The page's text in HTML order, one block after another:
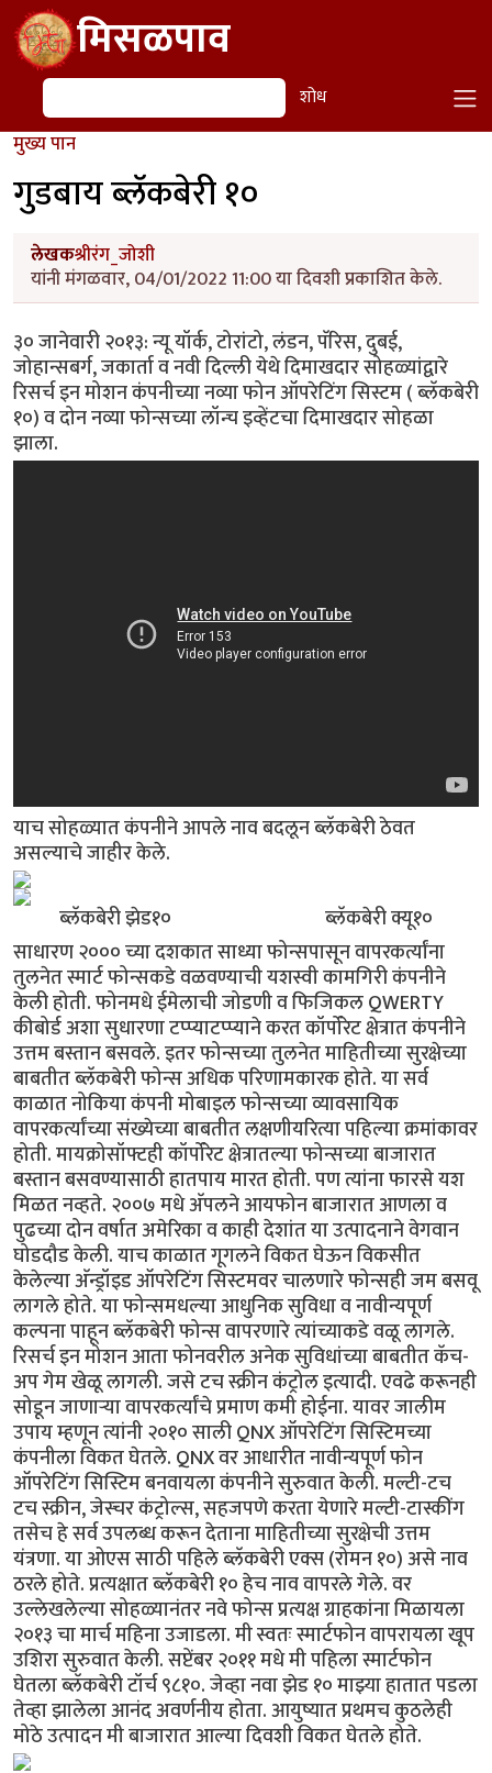
Skip to main contentमिसळपाव
शोध शोध
मुख्य पान
गुडबाय ब्लॅकबेरी १०
लेखकश्रीरंग_जोशी
यांनी मंगळवार, 04/01/2022 11:00 या दिवशी प्रकाशित केले.
३० जानेवारी २०१३: न्यू यॉर्क, टोरांटो, लंडन, पॅरिस, दुबई,
जोहान्सबर्ग, जकार्ता व नवी दिल्ली येथे दिमाखदार सोहळ्यांद्वारे
रिसर्च इन मोशन कंपनीच्या नव्या फोन ऑपरेटिंग सिस्टम ( ब्लॅकबेरी
१०) व दोन नव्या फोन्सच्या लॉन्च इव्हेंटचा दिमाखदार सोहळा
झाला.
याच सोहळ्यात कंपनीने आपले नाव बदलून ब्लॅकबेरी ठेवत
असल्याचे जाहीर केले.
ब्लॅकबेरी झेड१० ब्लॅकबेरी क्यू१०
साधारण २००० च्या दशकात साध्या फोन्सपासून वापरकर्त्यांना
तुलनेत स्मार्ट फोन्सकडे वळवण्याची यशस्वी कामगिरी कंपनीने
केली होती. फोनमधे ईमेलाची जोडणी व फिजिकल QWERTY
कीबोर्ड अशा सुधारणा टप्प्याटप्प्याने करत कॉर्पोरेट क्षेत्रात कंपनीने
उत्तम बस्तान बसवले. इतर फोन्सच्या तुलनेत माहितीच्या सुरक्षेच्या
बाबतीत ब्लॅकबेरी फोन्स अधिक परिणामकारक होते. या सर्व
काळात नोकिया कंपनी मोबाइल फोन्सच्या व्यावसायिक
वापरकर्त्यांच्या संख्येच्या बाबतीत लक्षणीयरित्या पहिल्या क्रमांकावर
होती. मायक्रोसॉफ्टही कॉर्पोरेट क्षेत्रातल्या फोन्सच्या बाजारात
बस्तान बसवण्यासाठी हातपाय मारत होती. पण त्यांना फारसे यश
मिळत नव्हते. २००७ मधे अ‍ॅपलने आयफोन बाजारात आणला व
पुढच्या दोन वर्षात अमेरिका व काही देशांत या उत्पादनाने वेगवान
घोडदौड केली. याच काळात गूगलने विकत घेऊन विकसीत
केलेल्या अ‍ॅन्ड्रॉइड ऑपरेटिंग सिस्टमवर चालणारे फोन्सही जम बसवू
लागले होते. या फोन्समधल्या आधुनिक सुविधा व नावीन्यपूर्ण
कल्पना पाहून ब्लॅकबेरी फोन्स वापरणारे त्यांच्याकडे वळू लागले.
रिसर्च इन मोशन आता फोनवरील अनेक सुविधांच्या बाबतीत कॅच-
अप गेम खेळू लागली. जसे टच स्क्रीन कंट्रोल इत्यादी. एवढे करूनही
सोडून जाणार्‍या वापरकर्त्यांचे प्रमाण कमी होईना. यावर जालीम
उपाय म्हणून त्यांनी २०१० साली QNX ऑपरेटिंग सिस्टिमच्या
कंपनीला विकत घेतले. QNX वर आधारीत नावीन्यपूर्ण फोन
ऑपरेटिंग सिस्टिम बनवायला कंपनीने सुरुवात केली. मल्टी-टच
टच स्क्रीन, जेस्चर कंट्रोल्स, सहजपणे करता येणारे मल्टी-टास्कींग
तसेच हे सर्व उपलब्ध करून देताना माहितीच्या सुरक्षेची उत्तम
यंत्रणा. या ओएस साठी पहिले ब्लॅकबेरी एक्स (रोमन १०) असे नाव
ठरले होते. प्रत्यक्षात ब्लॅकबेरी १० हेच नाव वापरले गेले. वर
उल्लेखलेल्या सोहळ्यानंतर नवे फोन्स प्रत्यक्ष ग्राहकांना मिळायला
२०१३ चा मार्च महिना उजाडला. मी स्वतः स्मार्टफोन वापरायला खूप
उशिरा सुरुवात केली. सप्टेंबर २०११ मधे मी पहिला स्मार्टफोन
घेतला ब्लॅकबेरी टॉर्च ९८१०. जेव्हा नवा झेड १० माझ्या हातात पडला
तेव्हा झालेला आनंद अवर्णनीय होता. आयुष्यात प्रथमच कुठलेही
मोठे उत्पादन मी बाजारात आल्या दिवशी विकत घेतले होते.